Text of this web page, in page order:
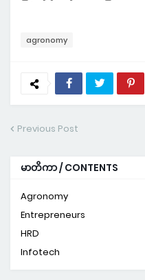
agronomy
Previous Post
မာတိကာ / CONTENTS
Agronomy
Entrepreneurs
HRD
Infotech